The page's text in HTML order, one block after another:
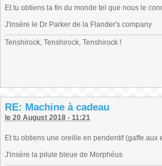
Et tu obtiens la fin du monde tel que nous le
J'insère le Dr Parker de la Flander's company
Tenshirock, Tenshirock, Tenshirock !
RE: Machine à cadeau
le 20 August 2018 - 11:21
Et tu obtiens une oreille en pendentif (gaffe aux
J'insère la pilule bleue de Morphéus